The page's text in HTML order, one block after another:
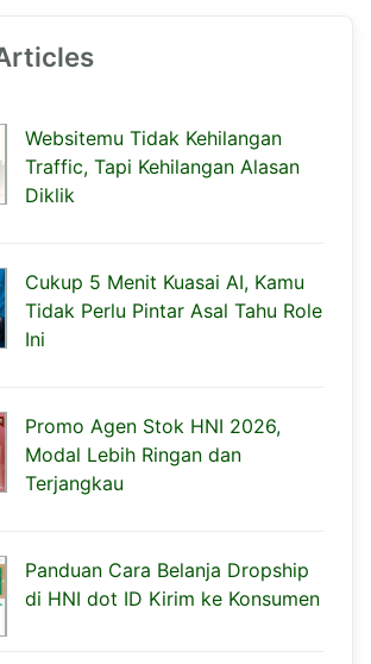
Websitemu Tidak Kehilangan
Traffic, Tapi Kehilangan Alasan
Diklik
Cukup 5 Menit Kuasai AI, Kamu
Tidak Perlu Pintar Asal Tahu Role
Ini
Promo Agen Stok HNI 2026,
Modal Lebih Ringan dan
Terjangkau
Panduan Cara Belanja Dropship
di HNI dot ID Kirim ke Konsumen